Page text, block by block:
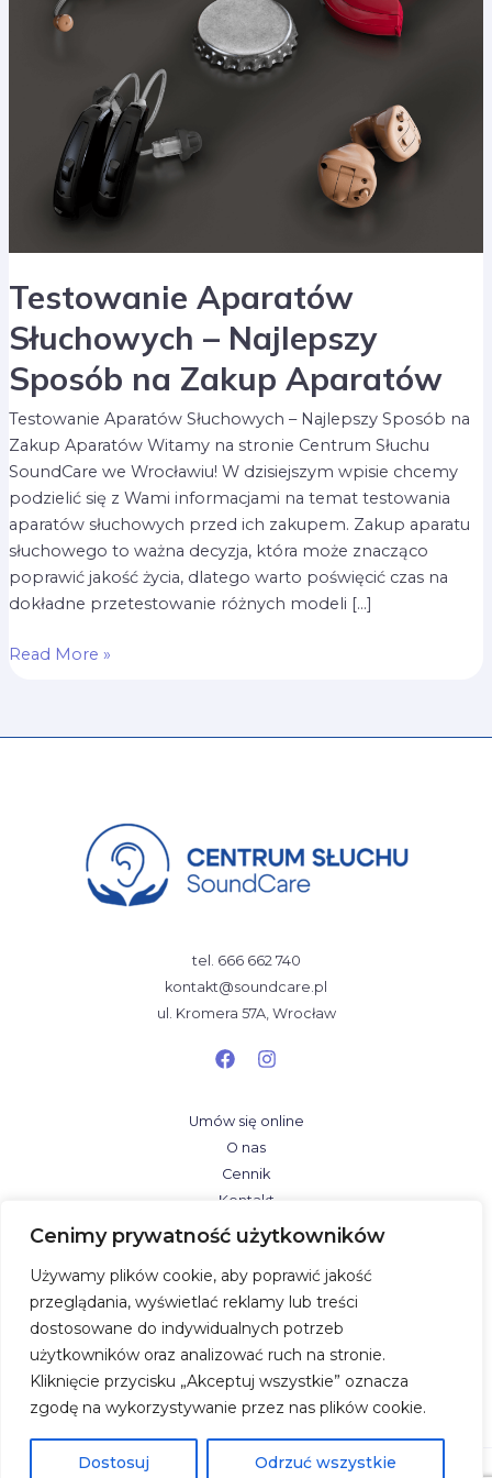
Cenimy prywatność użytkowników
Używamy plików cookie, aby poprawić jakość
przeglądania, wyświetlać reklamy lub treści
dostosowane do indywidualnych potrzeb
użytkowników oraz analizować ruch na stronie.
Kliknięcie przycisku „Akceptuj wszystkie” oznacza
zgodę na wykorzystywanie przez nas plików cookie.
Dostosuj Odrzuć wszystkie
Testowanie Aparatów
Słuchowych – Najlepszy
Sposób na Zakup Aparatów
Testowanie Aparatów Słuchowych – Najlepszy Sposób na
Zakup Aparatów Witamy na stronie Centrum Słuchu
SoundCare we Wrocławiu! W dzisiejszym wpisie chcemy
podzielić się z Wami informacjami na temat testowania
aparatów słuchowych przed ich zakupem. Zakup aparatu
słuchowego to ważna decyzja, która może znacząco
poprawić jakość życia, dlatego warto poświęcić czas na
dokładne przetestowanie różnych modeli […]
Sposób
Read More »
tel. 666 662 740
kontakt@soundcare.pl
ul. Kromera 57A, Wrocław
Umów się online
O nas
Cennik
Kontakt
Aparaty słuchowe
Polityka prywatności